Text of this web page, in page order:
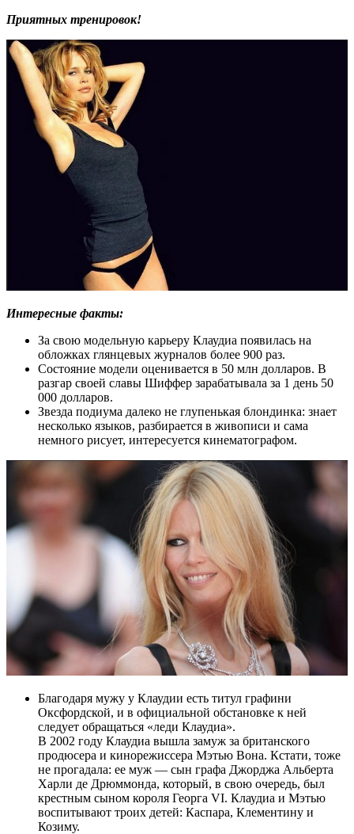
Приятных тренировок!
Интересные факты:
За свою модельную карьеру Клаудиа появилась на
обложках глянцевых журналов более 900 раз.
Состояние модели оценивается в 50 млн долларов. В
разгар своей славы Шиффер зарабатывала за 1 день 50
000 долларов.
Звезда подиума далеко не глупенькая блондинка: знает
несколько языков, разбирается в живописи и сама
немного рисует, интересуется кинематографом.
Благодаря мужу у Клаудии есть титул графини
Оксфордской, и в официальной обстановке к ней
следует обращаться «леди Клаудиа».
В 2002 году Клаудиа вышла замуж за британского
продюсера и кинорежиссера Мэтью Вона. Кстати, тоже
не прогадала: ее муж — сын графа Джорджа Альберта
Харли де Дрюммонда, который, в свою очередь, был
крестным сыном короля Георга VI. Клаудиа и Мэтью
воспитывают троих детей: Каспара, Клементину и
Козиму.